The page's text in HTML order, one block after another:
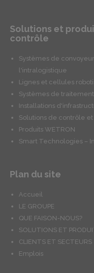
Solutions et
contrôle
Systèmes de
l'intralogistique
Lignes et cellules
Systèmes de
Installations
Solutions de contrôle
Produits WETRON
Smart Technologies –
Plan du site
Accueil
LE GROUPE
QUE FAISON-NOUS?
SOLUTIONS ET
CLIENTS ET SECTEURS
Emplois